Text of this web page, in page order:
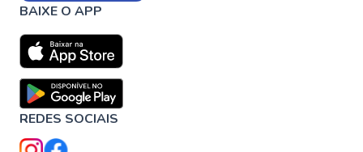
BAIXE O APP
REDES SOCIAIS